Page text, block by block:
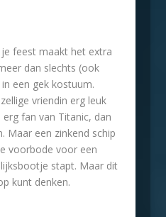
feest maakt het extra
dan slechts (ook
een gek kostuum.
vriendin erg leuk
fan van Titanic, dan
Maar een zinkend schip
voorbode voor een
stapt. Maar dit
kunt denken.